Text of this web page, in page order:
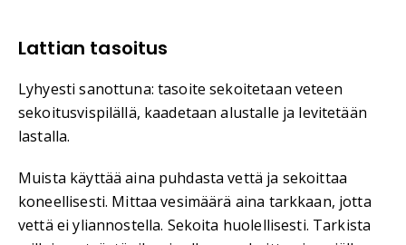
Lattian tasoitus
Lyhyesti sanottuna: tasoite sekoitetaan veteen
sekoitusvispilällä, kaadetaan alustalle ja levitetään
lastalla.
Muista käyttää aina puhdasta vettä ja sekoittaa
koneellisesti. Mittaa vesimäärä aina tarkkaan, jotta
vettä ei yliannostella. Sekoita huolellisesti. Tarkista